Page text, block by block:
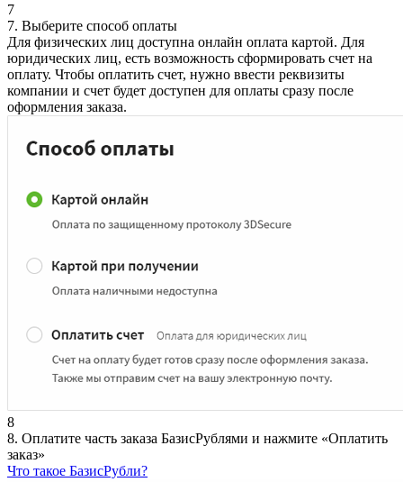
7
7. Выберите способ оплаты
Для физических лиц доступна онлайн оплата картой. Для
юридических лиц, есть возможность сформировать счет на
оплату. Чтобы оплатить счет, нужно ввести реквизиты
компании и счет будет доступен для оплаты сразу после
оформления заказа.
8
8. Оплатите часть заказа БазисРублями и нажмите «Оплатить
заказ»
Что такое БазисРубли?